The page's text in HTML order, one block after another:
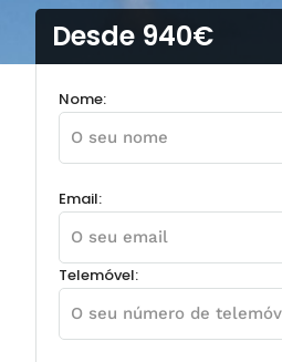
Desde 940€
Nome:
Email:
Telemóvel: